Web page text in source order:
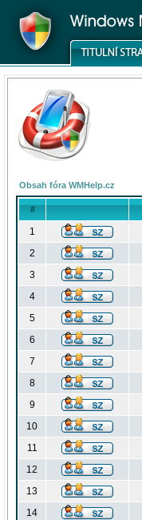
Obsah fóra WMHelp.cz
#
1
2
3
4
5
6
7
8
9
10
11
12
13
14